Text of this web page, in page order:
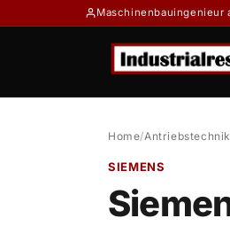
Maschinenbauingenieur
Home/Antriebstechnik
SIEMENS